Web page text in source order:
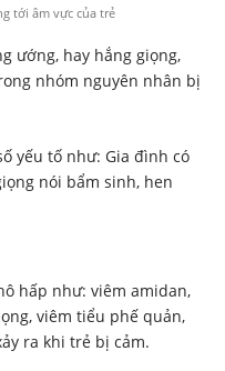
tới âm vực của trẻ
ướng, hay hắng giọng,
nhóm nguyên nhân bị
yếu tố như: Gia đình có
nói bẩm sinh, hen
hấp như: viêm amidan,
viêm tiểu phế quản,
ra khi trẻ bị cảm.